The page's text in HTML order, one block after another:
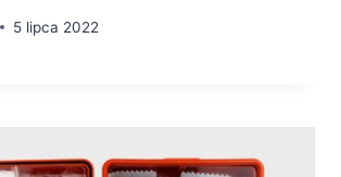
5 lipca 2022